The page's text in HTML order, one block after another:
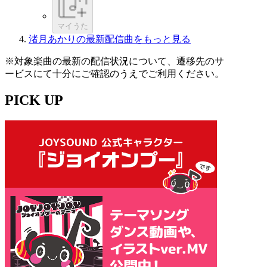
マイうた
渚月あかりの最新配信曲をもっと見る
※対象楽曲の最新の配信状況について、遷移先のサ
ービスにて十分にご確認のうえでご利用ください。
PICK UP